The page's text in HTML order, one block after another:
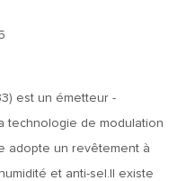
est un émetteur -
technologie de modulation
adopte un revêtement à
et anti-sel.Il existe